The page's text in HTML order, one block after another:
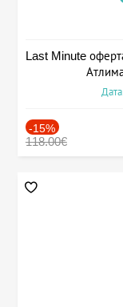
Last Minute
-15%
118.00€